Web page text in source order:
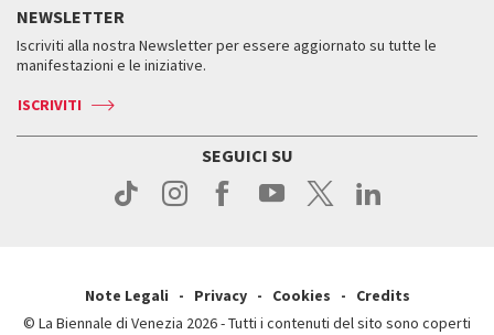
Come raggiungerci
Come raggiungerci
Contatti
Press
Orari e sedi
Biglietti
Servizi al pubblico
Come raggiungerci
Contatti
Storia
Orari e sedi
NEWSLETTER
Iscriviti alla nostra Newsletter per essere aggiornato su tutte le
manifestazioni e le iniziative.
ISCRIVITI
SEGUICI SU
Note Legali Privacy Cookies
Credits
© La Biennale di Venezia 2026 - Tutti i contenuti del sito sono coperti